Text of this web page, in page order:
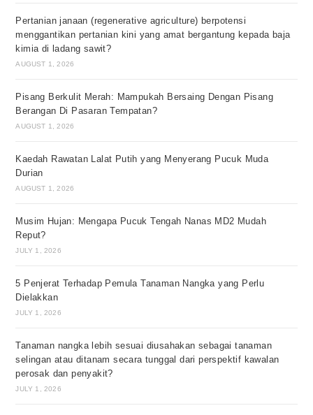
Pertanian janaan (regenerative agriculture) berpotensi
menggantikan pertanian kini yang amat bergantung kepada baja
kimia di ladang sawit?
AUGUST 1, 2026
Pisang Berkulit Merah: Mampukah Bersaing Dengan Pisang
Berangan Di Pasaran Tempatan?
AUGUST 1, 2026
Kaedah Rawatan Lalat Putih yang Menyerang Pucuk Muda
Durian
AUGUST 1, 2026
Musim Hujan: Mengapa Pucuk Tengah Nanas MD2 Mudah
Reput?
JULY 1, 2026
5 Penjerat Terhadap Pemula Tanaman Nangka yang Perlu
Dielakkan
JULY 1, 2026
Tanaman nangka lebih sesuai diusahakan sebagai tanaman
selingan atau ditanam secara tunggal dari perspektif kawalan
perosak dan penyakit?
JULY 1, 2026